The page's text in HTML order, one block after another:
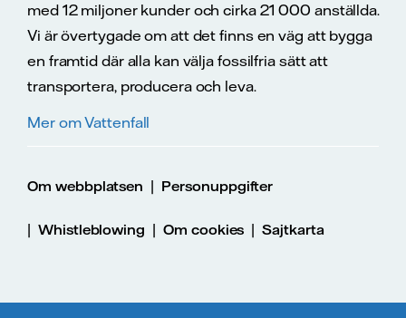
med 12 miljoner kunder och cirka 21 000 anställda.
Vi är övertygade om att det finns en väg att bygga
en framtid där alla kan välja fossilfria sätt att
transportera, producera och leva.
Mer om Vattenfall
Om webbplatsen | Personuppgifter
| Whistleblowing | Om cookies |Sajtkarta